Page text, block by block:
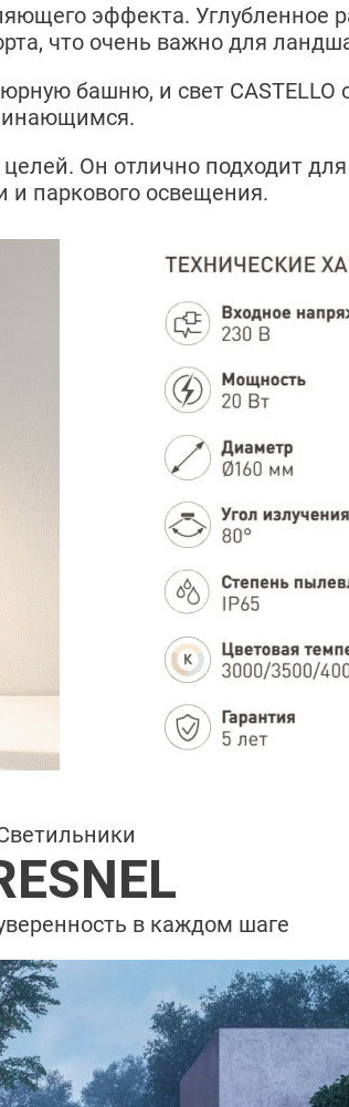
эффекта. Углубленное
что очень важно для
башню, и свет CASTELLO
Он отлично подходит
паркового освещения.
в каждом шаге